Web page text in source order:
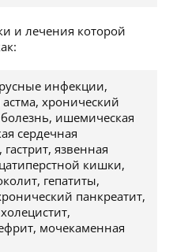
и лечения которой
инфекции,
хронический
ишемическая
сердечная
язвенная
кишки,
гепатиты,
панкреатит,
мочекаменная